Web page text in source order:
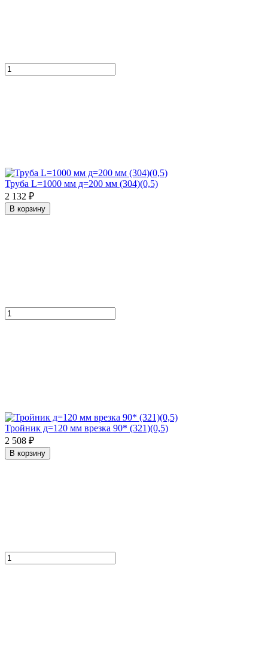
Труба L=1000 мм д=200 мм (304)(0,5)
2 132 ₽
В корзину
Тройник д=120 мм врезка 90* (321)(0,5)
2 508 ₽
В корзину